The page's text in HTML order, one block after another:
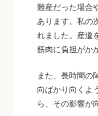
難産だった場合
あります。私の
れました。産道
筋肉に負担がか
また、長時間の
向ばかり向くよ
ら、その影響が